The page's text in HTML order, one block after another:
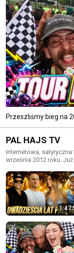
Przeszliśmy bieg na
PAL HAJS TV
Internetowa,
września 2012 roku.
do relacjonowania
sukcesywnie
dużą i zaangażowaną